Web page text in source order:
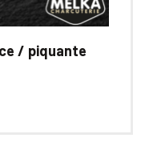
/ piquante